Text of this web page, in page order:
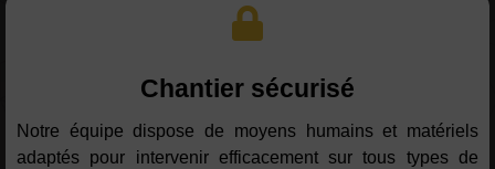
Chantier sécurisé
Notre équipe dispose de moyens humains et matériels
adaptés pour intervenir efficacement sur tous types de